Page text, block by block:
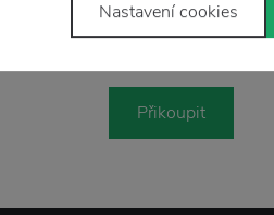
Přikoupit
Nastavení cookies